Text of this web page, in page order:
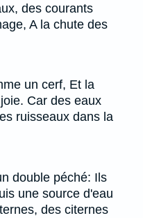
des courants
A la chute des
un cerf, Et la
Car des eaux
ruisseaux dans la
double péché: Ils
une source d'eau
des citernes